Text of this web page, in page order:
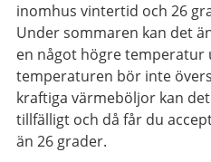
inomhus vintertid och 26
Under sommaren kan det
en något högre temperatur
temperaturen bör inte
kraftiga värmeböljor kan
tillfälligt och då får du
än 26 grader.